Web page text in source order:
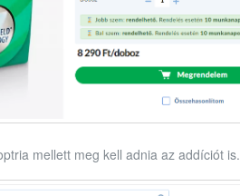
mellett meg kell adnia az addíciót is.